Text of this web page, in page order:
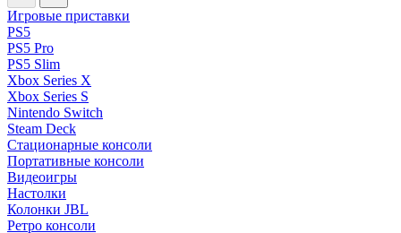
Игровые приставки
PS5
PS5 Pro
PS5 Slim
Xbox Series X
Xbox Series S
Nintendo Switch
Steam Deck
Стационарные консоли
Портативные консоли
Видеоигры
Настолки
Колонки JBL
Ретро консоли